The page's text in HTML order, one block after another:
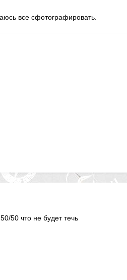
все сфотографировать.
50 что не будет течь